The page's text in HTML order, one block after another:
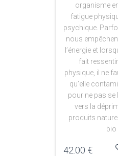
organisme
fatigue
psychique.
nous
l’énergie et
fait
physique, il ne
qu’elle
pour ne pas
vers la
produits
bio …
42.00 €